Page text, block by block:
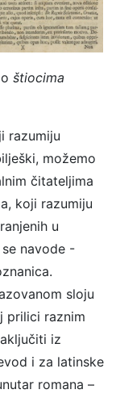
štiocima
razumiju
možemo
čitateljima
koji razumiju
u
navode -
sloju
prilici raznim
iz
i za latinske
romana –